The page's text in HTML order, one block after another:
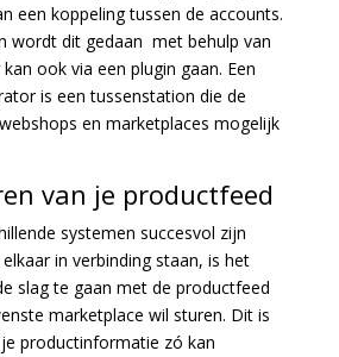
een koppeling tussen de accounts.
wordt dit gedaan met behulp van
ook via een plugin gaan. Een
is een tussenstation die de
en marketplaces mogelijk
van je productfeed
systemen succesvol zijn
in verbinding staan, is het
slag te gaan met de productfeed
marketplace wil sturen. Dit is
productinformatie zó kan